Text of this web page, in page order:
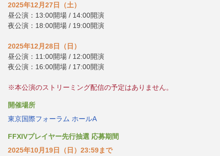
2025年12月27日（土）
昼公演：13:00開場 / 14:00開演
夜公演：18:00開場 / 19:00開演
2025年12月28日（日）
昼公演：11:00開場 / 12:00開演
夜公演：16:00開場 / 17:00開演
※本公演のストリーミング配信の予定はありません。
開催場所
東京国際フォーラム ホールA
FFXIVプレイヤー先行抽選 応募期間
2025年10月19日（日）23:59まで